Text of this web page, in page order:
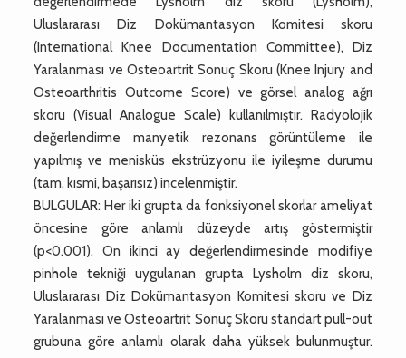
Uluslararası Diz Dokümantasyon Komitesi skoru
(International Knee Documentation Committee), Diz
Yaralanması ve Osteoartrit Sonuç Skoru (Knee Injury and
Osteoarthritis Outcome Score) ve görsel analog ağrı
skoru (Visual Analogue Scale) kullanılmıştır. Radyolojik
değerlendirme manyetik rezonans görüntüleme ile
yapılmış ve menisküs ekstrüzyonu ile iyileşme durumu
(tam, kısmi, başarısız) incelenmiştir.
BULGULAR: Her iki grupta da fonksiyonel skorlar ameliyat
öncesine göre anlamlı düzeyde artış göstermiştir
(p<0.001). On ikinci ay değerlendirmesinde modifiye
pinhole tekniği uygulanan grupta Lysholm diz skoru,
Uluslararası Diz Dokümantasyon Komitesi skoru ve Diz
Yaralanması ve Osteoartrit Sonuç Skoru standart pull-out
grubuna göre anlamlı olarak daha yüksek bulunmuştur.